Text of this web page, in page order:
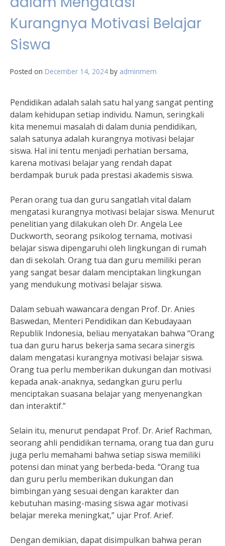
Kurangnya Motivasi Belajar
Siswa
Posted on December 14, 2024 by adminmem
Pendidikan adalah salah satu hal yang sangat penting
dalam kehidupan setiap individu. Namun, seringkali
kita menemui masalah di dalam dunia pendidikan,
salah satunya adalah kurangnya motivasi belajar
siswa. Hal ini tentu menjadi perhatian bersama,
karena motivasi belajar yang rendah dapat
berdampak buruk pada prestasi akademis siswa.
Peran orang tua dan guru sangatlah vital dalam
mengatasi kurangnya motivasi belajar siswa. Menurut
penelitian yang dilakukan oleh Dr. Angela Lee
Duckworth, seorang psikolog ternama, motivasi
belajar siswa dipengaruhi oleh lingkungan di rumah
dan di sekolah. Orang tua dan guru memiliki peran
yang sangat besar dalam menciptakan lingkungan
yang mendukung motivasi belajar siswa.
Dalam sebuah wawancara dengan Prof. Dr. Anies
Baswedan, Menteri Pendidikan dan Kebudayaan
Republik Indonesia, beliau menyatakan bahwa “Orang
tua dan guru harus bekerja sama secara sinergis
dalam mengatasi kurangnya motivasi belajar siswa.
Orang tua perlu memberikan dukungan dan motivasi
kepada anak-anaknya, sedangkan guru perlu
menciptakan suasana belajar yang menyenangkan
dan interaktif.”
Selain itu, menurut pendapat Prof. Dr. Arief Rachman,
seorang ahli pendidikan ternama, orang tua dan guru
juga perlu memahami bahwa setiap siswa memiliki
potensi dan minat yang berbeda-beda. “Orang tua
dan guru perlu memberikan dukungan dan
bimbingan yang sesuai dengan karakter dan
kebutuhan masing-masing siswa agar motivasi
belajar mereka meningkat,” ujar Prof. Arief.
Dengan demikian, dapat disimpulkan bahwa peran